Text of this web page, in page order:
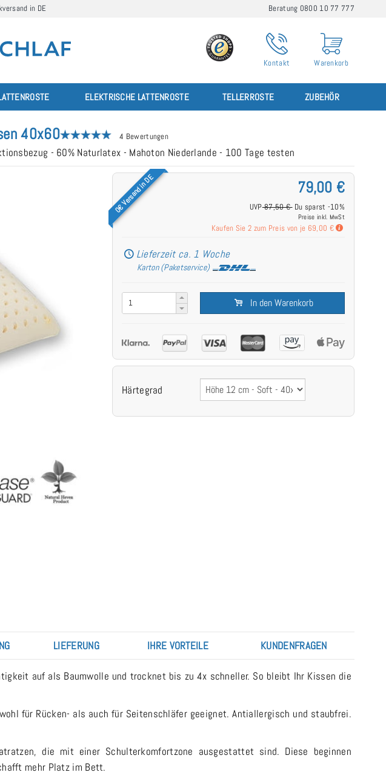
in DE Beratung 0800 10 77 777
Kontakt Warenkorb
ELEKTRISCHE LATTENROSTE TELLERROSTE ZUBEHÖR
40x60 4 Bewertungen
- 60% Naturlatex - Mahoton Niederlande - 100 Tage testen
0€ Versand in DE 79,00 €
UVP87,50 €Du sparst -10%
Preise inkl. MwSt
Kaufen Sie 2 zum Preis von je 69,00 €
Lieferzeit ca. 1 Woche
Karton (Paketservice)
In den Warenkorb
Härtegrad
LIEFERUNG IHRE VORTEILE KUNDENFRAGEN
auf als Baumwolle und trocknet bis zu 4x schneller. So bleibt Ihr Kissen die
für Rücken- als auch für Seitenschläfer geeignet. Antiallergisch und staubfrei.
die mit einer Schulterkomfortzone ausgestattet sind. Diese beginnen
mehr Platz im Bett.